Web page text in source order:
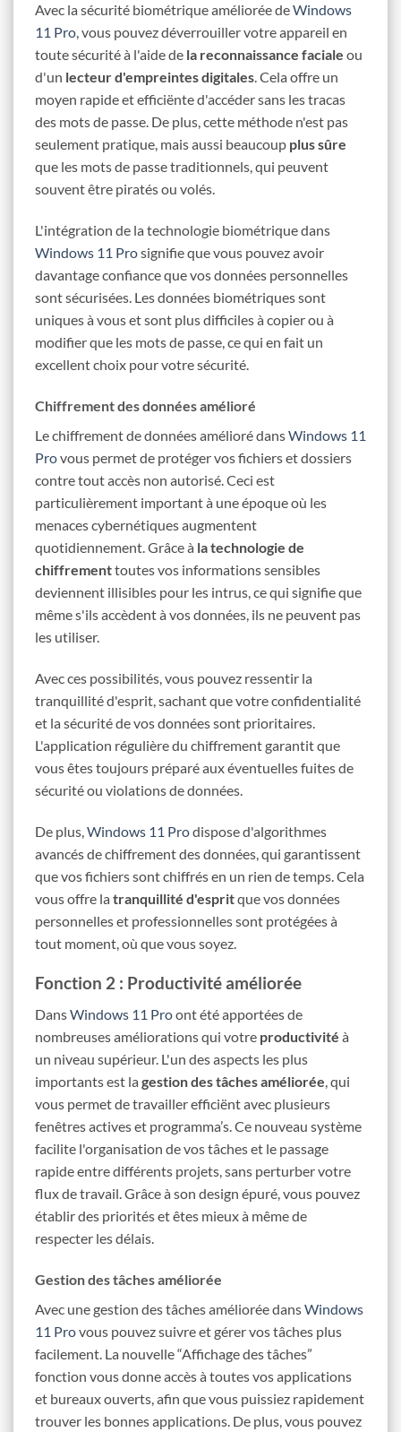
Avec la sécurité biométrique améliorée deWindows
11 Pro, vous pouvez déverrouiller votre appareil en
toute sécurité à l'aide de la reconnaissance faciale ou
d'un lecteur d'empreintes digitales. Cela offre un
moyen rapide et efficiënte d'accéder sans les tracas
des mots de passe. De plus, cette méthode n'est pas
seulement pratique, mais aussi beaucoup plus sûre
que les mots de passe traditionnels, qui peuvent
souvent être piratés ou volés.
L'intégration de la technologie biométrique dans
Windows 11 Prosignifie que vous pouvez avoir
davantage confiance que vos données personnelles
sont sécurisées. Les données biométriques sont
uniques à vous et sont plus difficiles à copier ou à
modifier que les mots de passe, ce qui en fait un
excellent choix pour votre sécurité.
Chiffrement des données amélioré
Le chiffrement de données amélioré dansWindows 11
Provous permet de protéger vos fichiers et dossiers
contre tout accès non autorisé. Ceci est
particulièrement important à une époque où les
menaces cybernétiques augmentent
quotidiennement. Grâce à la technologie de
chiffrementtoutes vos informations sensibles
deviennent illisibles pour les intrus, ce qui signifie que
même s'ils accèdent à vos données, ils ne peuvent pas
les utiliser.
Avec ces possibilités, vous pouvez ressentir la
tranquillité d'esprit, sachant que votre confidentialité
et la sécurité de vos données sont prioritaires.
L'application régulière du chiffrement garantit que
vous êtes toujours préparé aux éventuelles fuites de
sécurité ou violations de données.
De plus, Windows 11 Prodispose d'algorithmes
avancés de chiffrement des données, qui garantissent
que vos fichiers sont chiffrés en un rien de temps. Cela
vous offre la tranquillité d'espritque vos données
personnelles et professionnelles sont protégées à
tout moment, où que vous soyez.
Fonction 2 : Productivité améliorée
DansWindows 11 Proont été apportées de
nombreuses améliorations qui votre productivité à
un niveau supérieur. L'un des aspects les plus
importants est la gestion des tâches améliorée, qui
vous permet de travailler efficiënt avec plusieurs
fenêtres actives et programma’s. Ce nouveau système
facilite l'organisation de vos tâches et le passage
rapide entre différents projets, sans perturber votre
flux de travail. Grâce à son design épuré, vous pouvez
établir des priorités et êtes mieux à même de
respecter les délais.
Gestion des tâches améliorée
Avec une gestion des tâches améliorée dansWindows
11 Provous pouvez suivre et gérer vos tâches plus
facilement. La nouvelle “Affichage des tâches”
fonction vous donne accès à toutes vos applications
et bureaux ouverts, afin que vous puissiez rapidement
trouver les bonnes applications. De plus, vous pouvez